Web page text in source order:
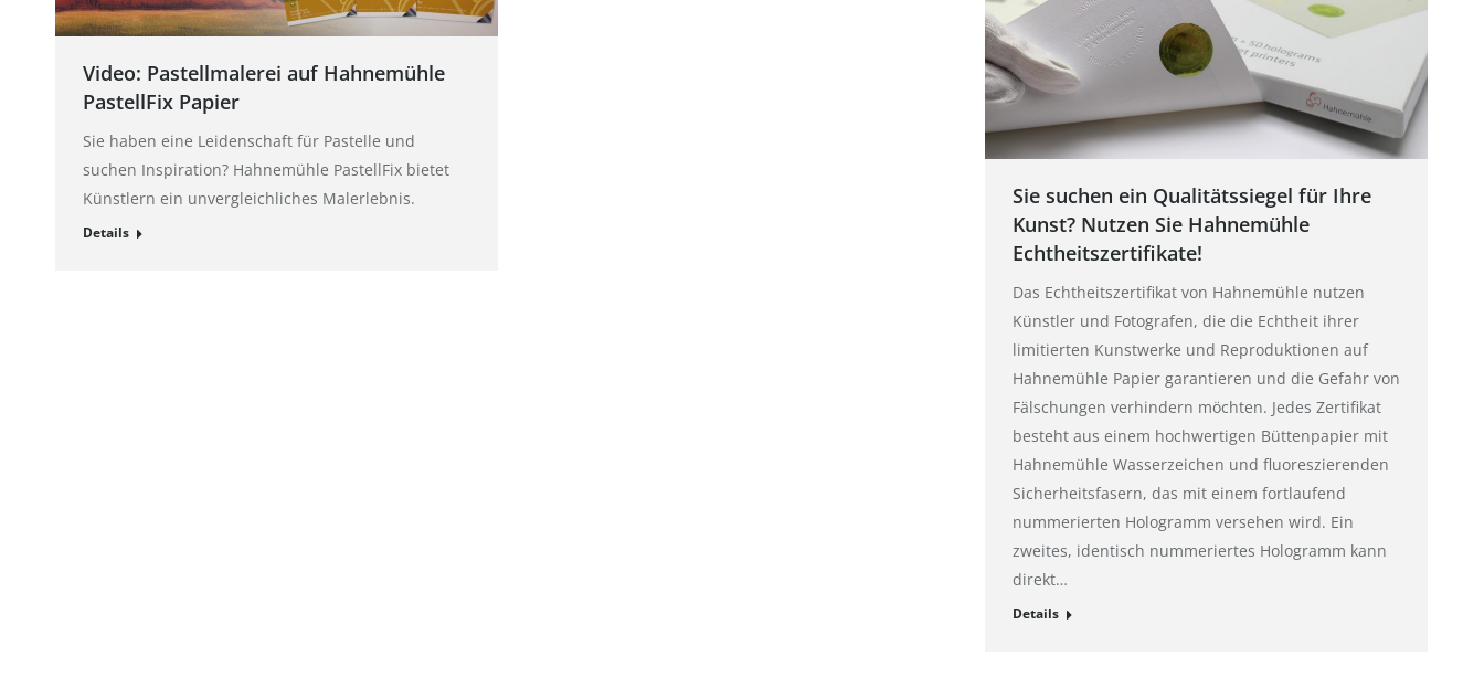
Sie suchen ein Qualitätssiegel für Ihre
Kunst? Nutzen Sie Hahnemühle
Echtheitszertifikate!
Das Echtheitszertifikat von Hahnemühle nutzen
Künstler und Fotografen, die die Echtheit ihrer
limitierten Kunstwerke und Reproduktionen auf
Hahnemühle Papier garantieren und die Gefahr von
Fälschungen verhindern möchten. Jedes Zertifikat
besteht aus einem hochwertigen Büttenpapier mit
Hahnemühle Wasserzeichen und fluoreszierenden
Sicherheitsfasern, das mit einem fortlaufend
nummerierten Hologramm versehen wird. Ein
zweites, identisch nummeriertes Hologramm kann
direkt…
Details
Video: Pastellmalerei auf Hahnemühle
PastellFix Papier
Sie haben eine Leidenschaft für Pastelle und
suchen Inspiration? Hahnemühle PastellFix bietet
Künstlern ein unvergleichliches Malerlebnis.
Details